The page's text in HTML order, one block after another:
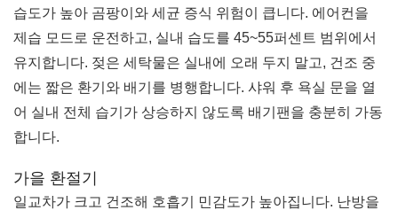
습도가 높아 곰팡이와 세균 증식 위험이 큽니다. 에어컨을
제습 모드로 운전하고, 실내 습도를 45~55퍼센트 범위에서
유지합니다. 젖은 세탁물은 실내에 오래 두지 말고, 건조 중
에는 짧은 환기와 배기를 병행합니다. 샤워 후 욕실 문을 열
어 실내 전체 습기가 상승하지 않도록 배기팬을 충분히 가동
합니다.
가을 환절기
일교차가 크고 건조해 호흡기 민감도가 높아집니다. 난방을